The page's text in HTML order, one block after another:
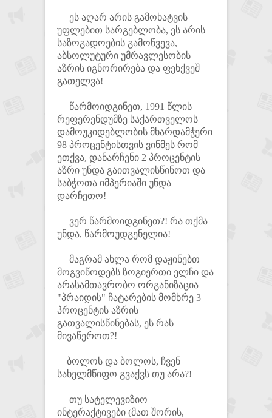
ეს აღარ არის გამოხატვის
უფლებით სარგებლობა, ეს არის
საზოგადოების გამოწვევა,
აბსოლუტური უმრავლესობის
აზრის იგნორირება და ფეხქვეშ
გათელვა!
წარმოიდგინეთ, 1991 წლის
რეფერენდუმზე საქართველოს
დამოუკიდებლობის მხარდამჭერი
98 პროცენტისთვის ვინმეს რომ
ეთქვა, დანარჩენი 2 პროცენტის
აზრი უნდა გაითვალისწინოთ და
საბჭოთა იმპერიაში უნდა
დარჩეთო!
ვერ წარმოიდგინეთ?! რა თქმა
უნდა, წარმოუდგენელია!
მაგრამ ახლა რომ დაჟინებთ
მოგვიწოდებს ზოგიერთი ელჩი და
არასამთავრობო ორგანიზაცია
"პრაიდის" ჩატარების მომხრე 3
პროცენტის აზრის
გათვალისწინებას, ეს რას
მივაწეროთ?!
ბოლოს და ბოლოს, ჩვენ
სახელმწიფო გვაქვს თუ არა?!
თუ სატელევიზიო
ინტერაქტივები (მათ შორის,